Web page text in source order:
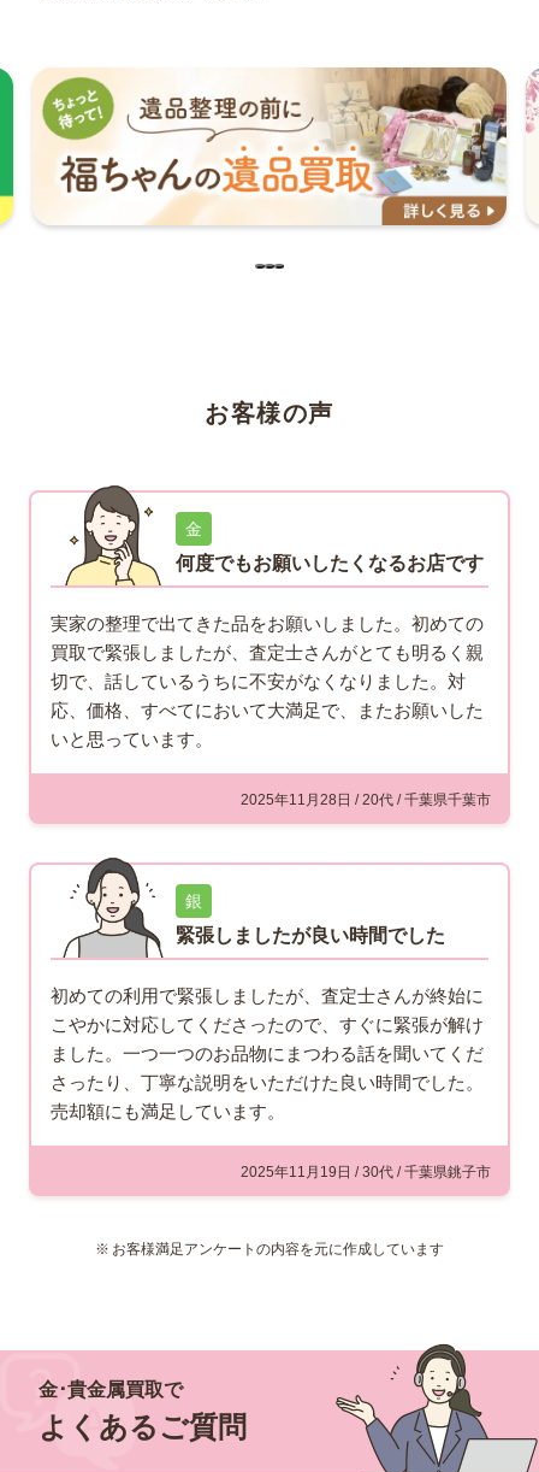
お客様の声
金
何度でもお願いしたくなるお店です
実家の整理で出てきた品をお願いしました。初めての
買取で緊張しましたが、査定士さんがとても明るく親
切で、話しているうちに不安がなくなりました。対
応、価格、すべてにおいて大満足で、またお願いした
いと思っています。
2025年11月28日 / 20代 / 千葉県千葉市
銀
緊張しましたが良い時間でした
初めての利用で緊張しましたが、査定士さんが終始に
こやかに対応してくださったので、すぐに緊張が解け
ました。一つ一つのお品物にまつわる話を聞いてくだ
さったり、丁寧な説明をいただけた良い時間でした。
売却額にも満足しています。
2025年11月19日 / 30代 / 千葉県銚子市
お客様満足アンケートの内容を元に作成しています
金･貴金属買取で
よくあるご質問